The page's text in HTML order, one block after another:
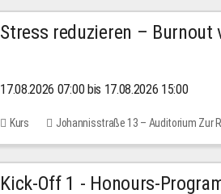
Stress reduzieren – Burnout
17.08.2026 07:00 bis 17.08.2026 15:00
Kurs Johannisstraße 13 – Auditorium Zur
Kick-Off 1 - Honours-